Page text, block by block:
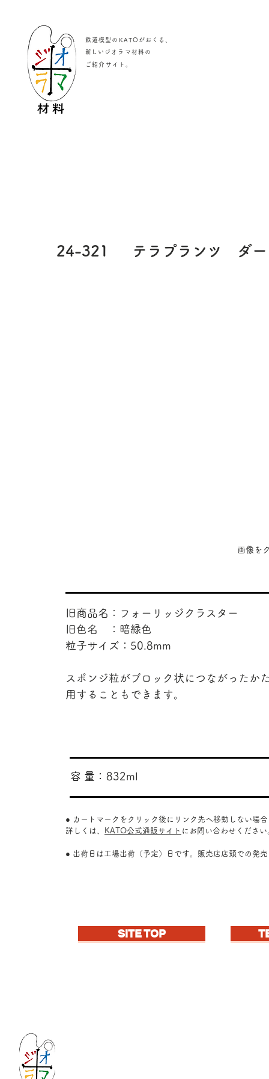
鉄道模型のKATOがおくる、
​新しいジオラマ材料の
ご紹介サイト
24-321 テラプランツ ダー
画像を
旧商品名：フォーリッジクラスター
旧色名 ：暗緑色
粒子サイズ：50.8mm
スポンジ粒がブロック状につながったか
用することもできます。
832ml
​容 量：
● カートマークをクリック後にリンク先へ移動しない場
詳しくは、
KATO公式通販サイト にお問い合わせください
● 出荷日は工場出荷（予定）日です。販売店店頭での発
SITE TOP